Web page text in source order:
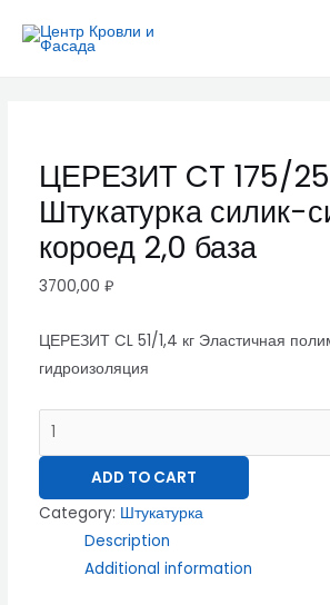
ЦЕРЕЗИТ CT 175/
Штукатурка силик-
короед 2,0 база
3700,00 ₽
ЦЕРЕЗИТ CL 51/1,4 кг Эластичная
гидроизоляция
CT
силикон.
короед
база
quantity
ADD TO CART
Category: Штукатурка
Description
Additional information